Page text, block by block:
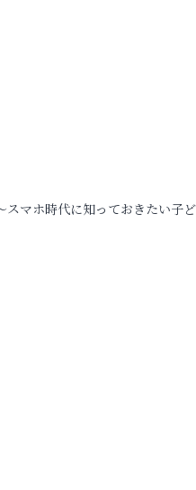
マホ時代に知っておきたい子